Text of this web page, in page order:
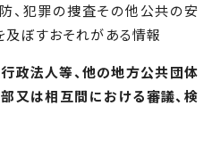
、犯罪の捜査その他公共の安
ぼすおそれがある情報
政法人等、他の地方公共団体
又は相互間における審議、検